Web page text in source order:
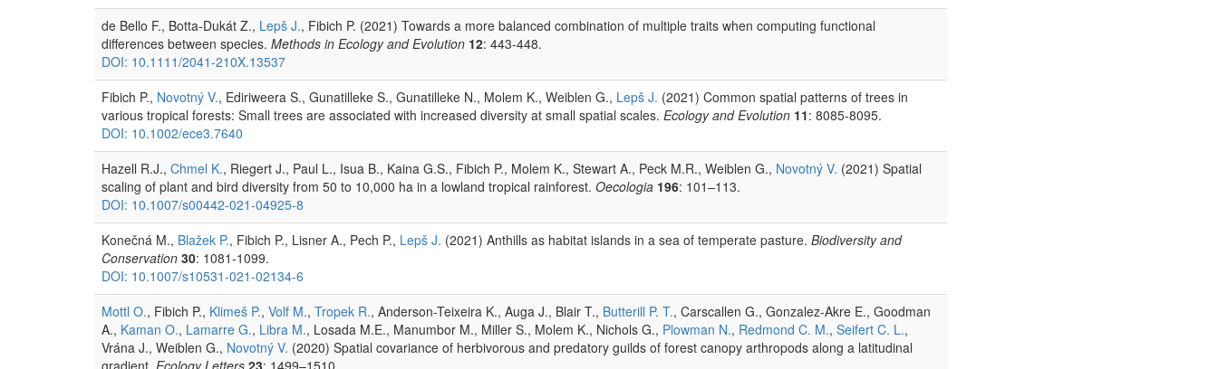
de Bello F., Botta-Dukát Z., Lepš J., Fibich P. (2021) Towards a more balanced combination of multiple traits when computing functional
differences between species. Methods in Ecology and Evolution 12: 443-448.
DOI: 10.1111/2041-210X.13537
Fibich P., Novotný V., Ediriweera S., Gunatilleke S., Gunatilleke N., Molem K., Weiblen G., Lepš J. (2021) Common spatial patterns of trees in
various tropical forests: Small trees are associated with increased diversity at small spatial scales. Ecology and Evolution 11: 8085-8095.
DOI: 10.1002/ece3.7640
Hazell R.J., Chmel K., Riegert J., Paul L., Isua B., Kaina G.S., Fibich P., Molem K., Stewart A., Peck M.R., Weiblen G., Novotný V. (2021) Spatial
scaling of plant and bird diversity from 50 to 10,000 ha in a lowland tropical rainforest. Oecologia 196: 101–113.
DOI: 10.1007/s00442-021-04925-8
Konečná M., Blažek P., Fibich P., Lisner A., Pech P., Lepš J. (2021) Anthills as habitat islands in a sea of temperate pasture. Biodiversity and
Conservation 30: 1081-1099.
DOI: 10.1007/s10531-021-02134-6
Mottl O., Fibich P., Klimeš P., Volf M., Tropek R., Anderson-Teixeira K., Auga J., Blair T., Butterill P. T., Carscallen G., Gonzalez-Akre E., Goodman
A., Kaman O., Lamarre G., Libra M., Losada M.E., Manumbor M., Miller S., Molem K., Nichols G., Plowman N., Redmond C. M., Seifert C. L.,
Vrána J., Weiblen G., Novotný V. (2020) Spatial covariance of herbivorous and predatory guilds of forest canopy arthropods along a latitudinal
gradient. Ecology Letters 23: 1499–1510.